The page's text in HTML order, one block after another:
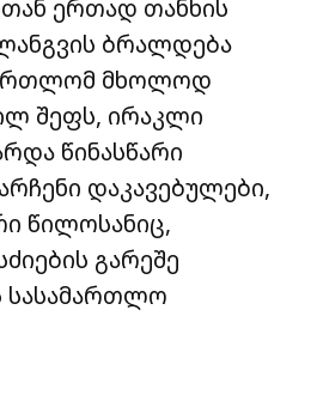
ერთად თანხის
ბრალდება
მხოლოდ
შეფს, ირაკლი
წინასწარი
დაკავებულები,
წილოსანიც,
გარეშე
სასამართლო